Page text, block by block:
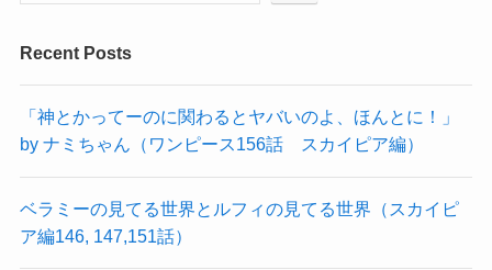
Recent Posts
「神とかってーのに関わるとヤバいのよ、ほんとに！」
by ナミちゃん（ワンピース156話 スカイピア編）
ベラミーの見てる世界とルフィの見てる世界（スカイピ
ア編146, 147,151話）